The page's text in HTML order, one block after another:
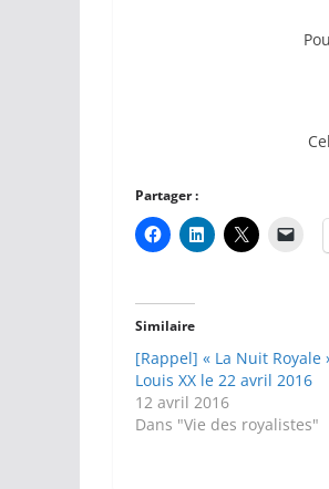
Partager :
Similaire
[Rappel] « La Nuit Royale
Louis XX le 22 avril 2016
12 avril 2016
Dans "Vie des royalistes"